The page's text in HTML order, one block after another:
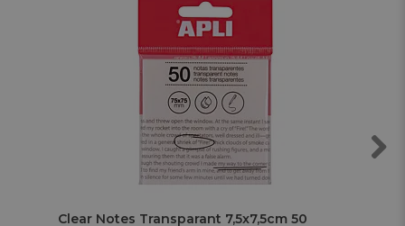
Clear Notes Transparant 7,5x7,5cm 50